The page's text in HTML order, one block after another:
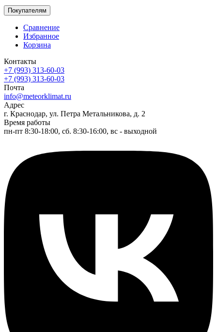
Покупателям
Сравнение
Избранное
Корзина
Контакты
+7 (993) 313-60-03
+7 (993) 313-60-03
Почта
info@meteorklimat.ru
Адрес
г. Краснодар, ул. Петра Метальникова, д. 2
Время работы
пн-пт 8:30-18:00, сб. 8:30-16:00, вс - выходной